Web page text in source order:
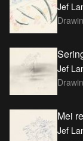
Jef
Jef
Mei
Jef